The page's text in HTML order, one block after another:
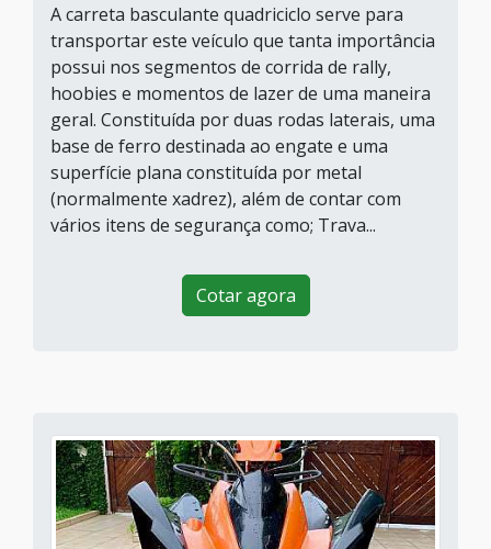
A carreta basculante quadriciclo serve para
transportar este veículo que tanta importância
possui nos segmentos de corrida de rally,
hoobies e momentos de lazer de uma maneira
geral. Constituída por duas rodas laterais, uma
base de ferro destinada ao engate e uma
superfície plana constituída por metal
(normalmente xadrez), além de contar com
vários itens de segurança como; Trava...
Cotar agora